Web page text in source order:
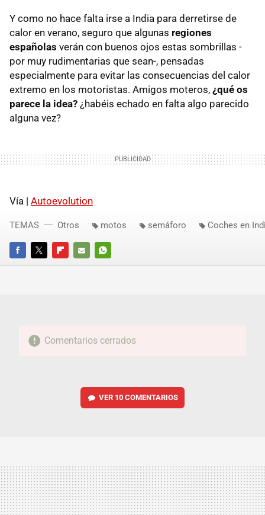
Y como no hace falta irse a India para derretirse de
calor en verano, seguro que algunas regiones
españolas verán con buenos ojos estas sombrillas -
por muy rudimentarias que sean-, pensadas
especialmente para evitar las consecuencias del calor
extremo en los motoristas. Amigos moteros, ¿qué os
parece la idea? ¿habéis echado en falta algo parecido
alguna vez?
Vía | Autoevolution
FACEBOOKTWITTERFLIPBOARD
E-
WHATSAPP
TEMAS Otros motos semáforo Coches en
Comentarios cerrados
VER 10 COMENTARIOS